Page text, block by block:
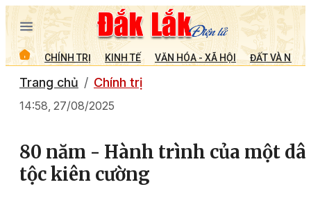
CHÍNH TRỊ KINH TẾ VĂN HÓA - XÃ HỘI ĐẤT VÀ
Trang chủ Chính trị
14:58, 27/08/2025
80 năm - Hành trình của một
tộc kiên cường